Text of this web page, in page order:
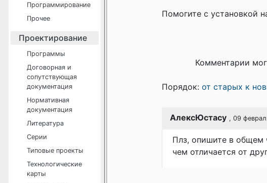
Программирование
Прочее
Проектирование
Программы
Договорная и
сопутствующая
документация
Нормативная
документация
Литература
Серии
Типовые проекты
Технологические
карты
Помогите с установкой
Комментарии
Порядок: от старых к
АлексЮстасу , 09
Плз, опишите в общем
чем отличается от